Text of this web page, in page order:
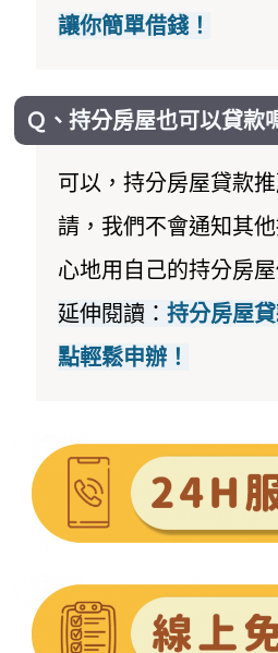
讓你簡單借錢！
Ｑ、持分房屋也可以貸款
可以，持分房屋貸款
請，我們不會通知其
心地用自己的持分房屋
延伸閱讀：持分房屋
點輕鬆申辦！